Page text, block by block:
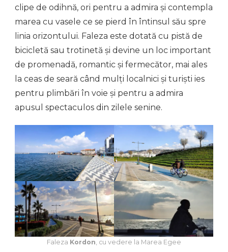
clipe de odihnă, ori pentru a admira și contempla
marea cu vasele ce se pierd în întinsul său spre
linia orizontului. Faleza este dotată cu pistă de
bicicletă sau trotinetă și devine un loc important
de promenadă, romantic și fermecător, mai ales
la ceas de seară când mulți localnici și turiști ies
pentru plimbări în voie și pentru a admira
apusul spectaculos din zilele senine.
Faleza Kordon, cu vedere la Marea Egee